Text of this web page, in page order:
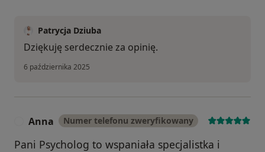
Patrycja Dziuba
Dziękuję serdecznie za opinię.
6 października 2025
Anna Numer telefonu zweryfikowany
Pani Psycholog to wspaniała specjalistka i